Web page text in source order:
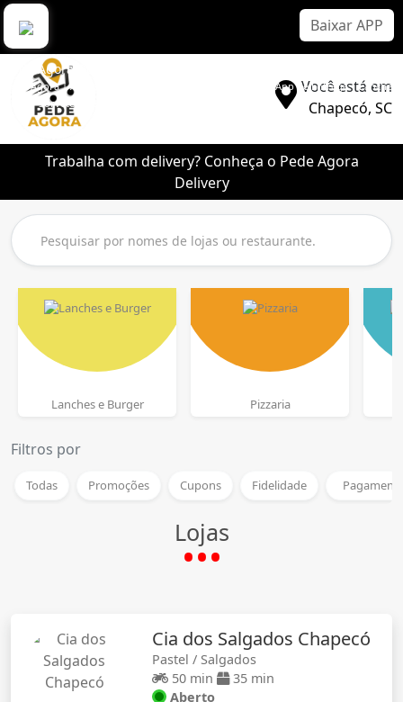
Pede Agora Delivery
Pede Agora | Aplicativo Delivery Sem Comissão | Melhor App de Entrega | Lanche |
Pizza | Sorvete | Bebidas
Baixar APP
Você está em
Chapecó, SC
Trabalha com delivery? Conheça o Pede Agora
Delivery
Lanches e Burger Pizzaria
Filtros por
Todas Promoções Cupons Fidelidade
Lojas
Cia dos Salgados Chapecó
Pastel / Salgados
50 min
35 min
Aberto